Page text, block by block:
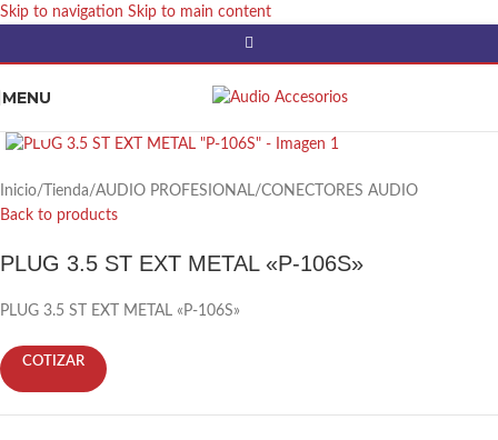
Skip to navigation Skip to main content
MENU
Inicio/ Tienda/AUDIO PROFESIONAL/CONECTORES AUDIO
Back to products
PLUG 3.5 ST EXT METAL «P-106S»
PLUG 3.5 ST EXT METAL «P-106S»
COTIZAR